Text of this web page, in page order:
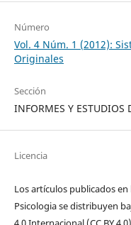
Número
Vol. 4 Núm. 1 (2012):
Originales
Sección
INFORMES Y ESTUDIOS
Licencia
Los artículos publicados
Psicologia se distribuyen